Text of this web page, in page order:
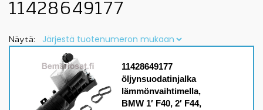
11428649177
Näytä:
11428649177
öljynsuodatinjalka
lämmönvaihtimella,
BMW 1′ F40, 2′ F44,